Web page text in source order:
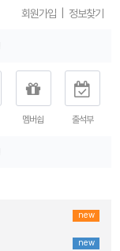
회원가입 정보찾기
멤버쉽 출석부
new
new